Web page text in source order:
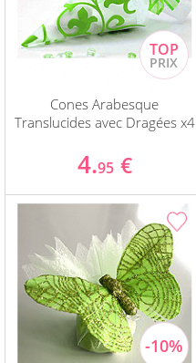
Cones Arabesque
Translucides avec Dragées x4
4.95 €